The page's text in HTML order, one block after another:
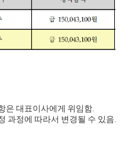
은 대표이사에게 위임함.
과정에 따라서 변경될 수 있음.